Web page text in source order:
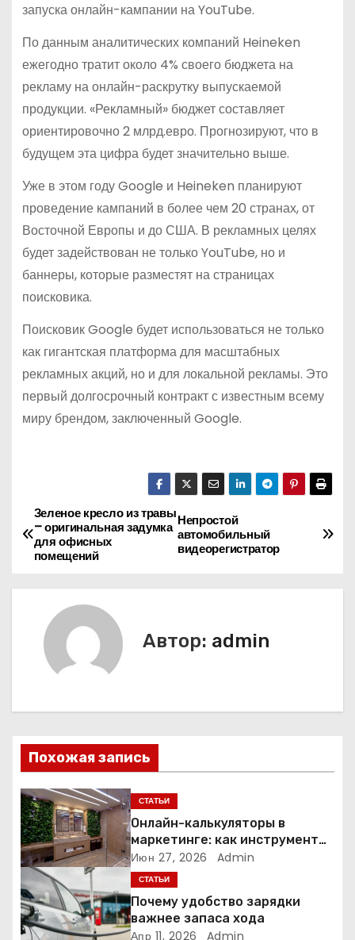
запуска онлайн-кампании на YouTube.
По данным аналитических компаний Heineken
ежегодно тратит около 4% своего бюджета на
рекламу на онлайн-раскрутку выпускаемой
продукции. «Рекламный» бюджет составляет
ориентировочно 2 млрд.евро. Прогнозируют, что в
будущем эта цифра будет значительно выше.
Уже в этом году Google и Heineken планируют
проведение кампаний в более чем 20 странах, от
Восточной Европы и до США. В рекламных целях
будет задействован не только YouTube, но и
баннеры, которые разместят на страницах
поисковика.
Поисковик Google будет использоваться не только
как гигантская платформа для масштабных
рекламных акций, но и для локальной рекламы. Это
первый долгосрочный контракт с известным всему
миру брендом, заключенный Google.
Н
а
в
ц
и
я
п
о
з
а
Непростой
автомобильный
видеорегистратор
Зеленое кресло из травы
– оригинальная задумка
для офисных
помещений
Автор: admin
Похожая запись
СТАТЬИ
Онлайн-калькуляторы в
маркетинге: как инструмент
расчёта стоимости
превращает посетителя в
клиента
Июн 27, 2026 Admin
СТАТЬИ
Почему удобство зарядки
важнее запаса хода
Апр 11, 2026 Admin